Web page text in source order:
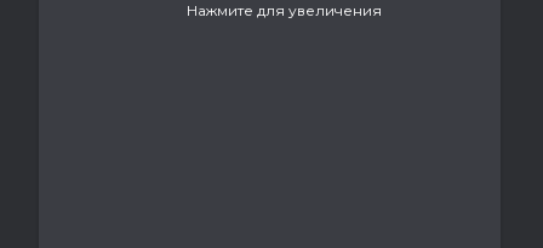
Нажмите для увеличения